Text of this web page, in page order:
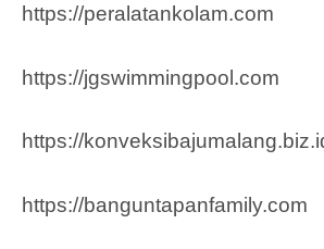
https://peralatankolam.com
https://jgswimmingpool.com
https://
https://banguntapanfamily.com